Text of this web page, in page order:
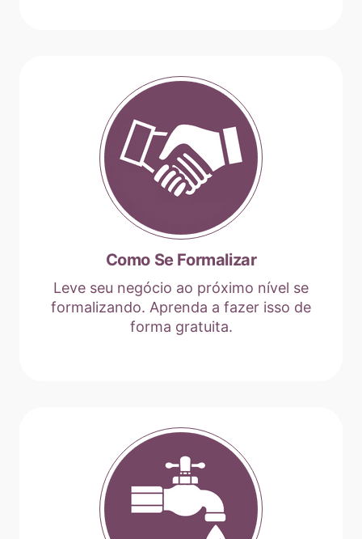
Como Se Formalizar
Leve seu negócio ao próximo nível se
formalizando. Aprenda a fazer isso de
forma gratuita.